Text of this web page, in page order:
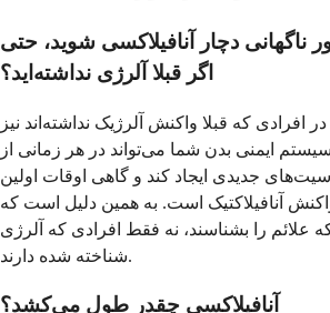
ناگهانی دچار آنافیلاکسی شوید، حتی
اگر قبلا آلرژی نداشته‌اید؟
افرادی که قبلا واکنش آلرژیک نداشته‌اند نیز
ایمنی بدن شما می‌تواند در هر زمانی از
جدیدی ایجاد کند و گاهی اوقات اولین
آنافیلاکتیک است. به همین دلیل است که
را بشناسند، نه فقط افرادی که آلرژی
شناخته شده دارند.
آنافیلاکسی چقدر طول می‌کشد؟